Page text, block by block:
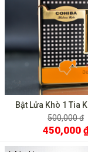
Bật Lửa Khò 1 Tia
Cohiba Đánh Đá
500,000 đ
450,000